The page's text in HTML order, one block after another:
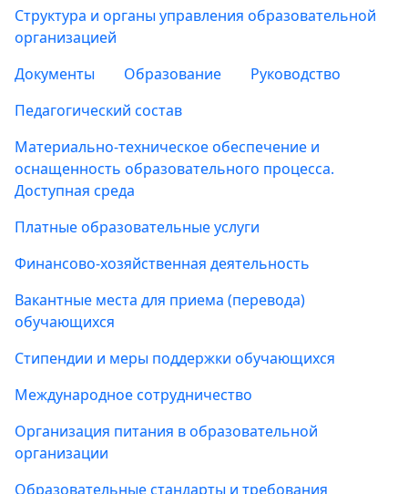
Структура и органы управления образовательной
организацией
Документы
Образование
Руководство
Педагогический состав
Материально-техническое обеспечение и
оснащенность образовательного процесса.
Доступная среда
Платные образовательные услуги
Финансово-хозяйственная деятельность
Вакантные места для приема (перевода)
обучающихся
Стипендии и меры поддержки обучающихся
Международное сотрудничество
Организация питания в образовательной
организации
Образовательные стандарты и требования